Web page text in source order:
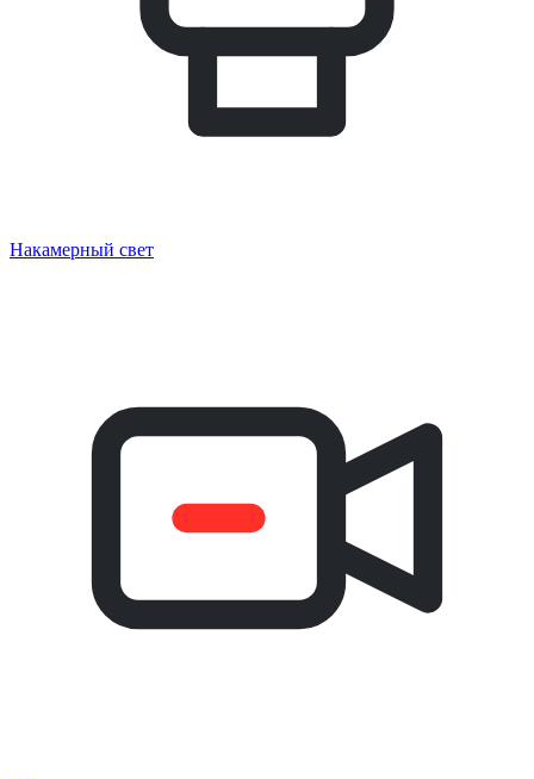
Накамерный свет